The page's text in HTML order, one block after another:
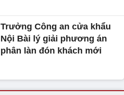
Trưởng Công an cửa khẩu
Nội Bài lý giải phương án
phân làn đón khách mới